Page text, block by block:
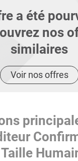
a été
nos
similaires
Voir nos offres